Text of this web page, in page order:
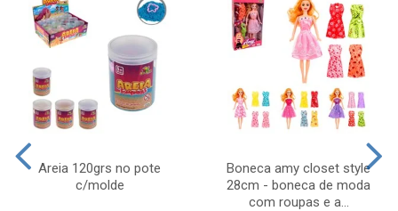
Areia 120grs no pote
c/molde
Boneca amy closet style
28cm - boneca de moda
com roupas e a...